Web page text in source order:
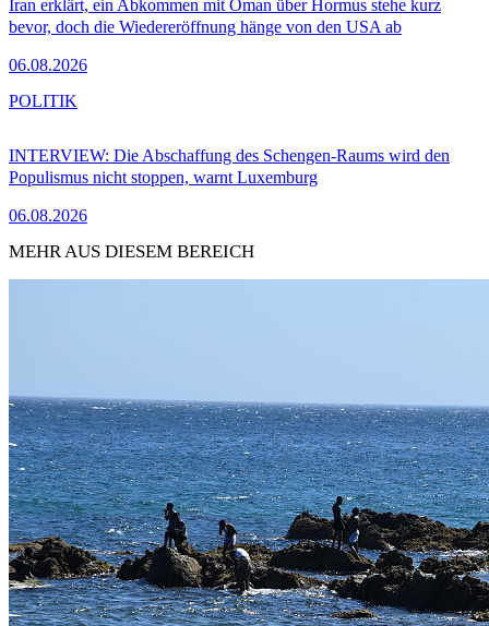
Iran erklärt, ein Abkommen mit Oman über Hormus stehe kurz
bevor, doch die Wiedereröffnung hänge von den USA ab
06.08.2026
INTERVIEW: Die Abschaffung des Schengen-Raums wird den
Populismus nicht stoppen, warnt Luxemburg
06.08.2026
POLITIK
MEHR AUS DIESEM BEREICH